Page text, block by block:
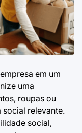
em um
uma
roupas ou
social relevante.
social,